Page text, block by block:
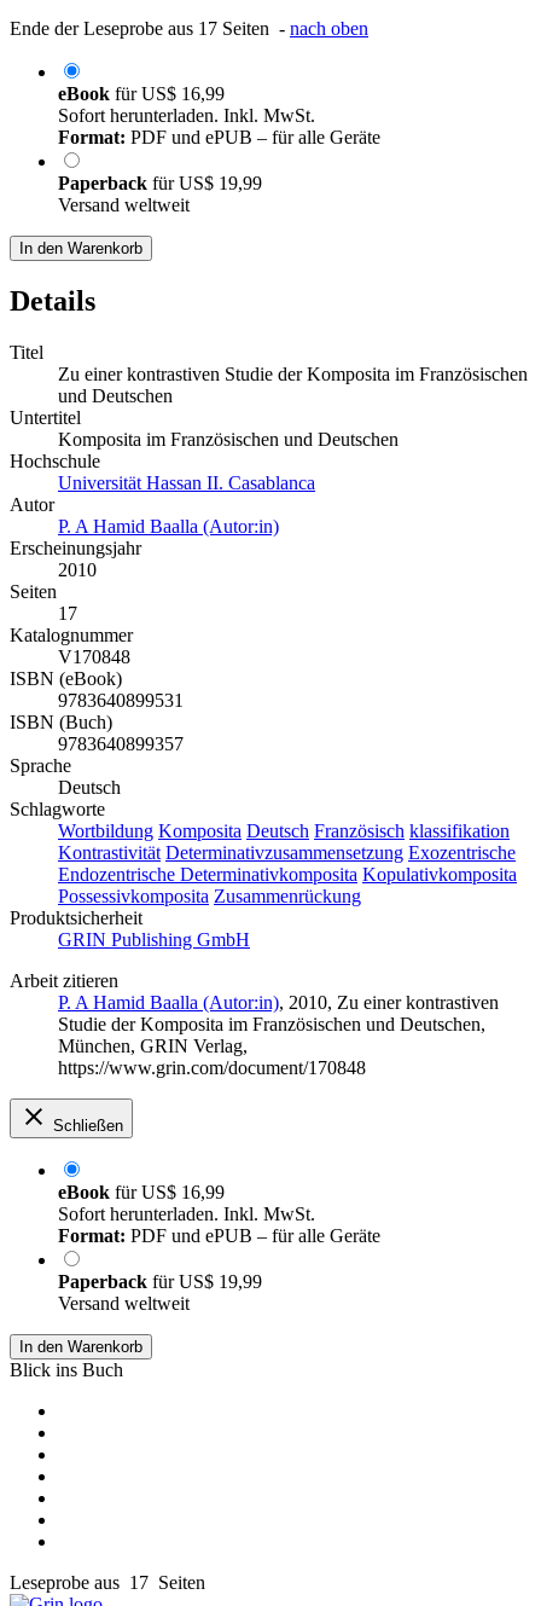
Ende der Leseprobe aus 17 Seiten - nach oben
eBook fürUS$ 16,99
Sofort herunterladen. Inkl. MwSt.
Format: PDF und ePUB – für alle Geräte
Paperback fürUS$ 19,99
Versand weltweit
In den Warenkorb
Details
Titel
Zu einer kontrastiven Studie der Komposita im Französischen
und Deutschen
Untertitel
Komposita im Französischen und Deutschen
Hochschule
Universität Hassan II. Casablanca
Autor
P. A Hamid Baalla (Autor:in)
Erscheinungsjahr
2010
Seiten
17
Katalognummer
V170848
ISBN (eBook)
9783640899531
ISBN (Buch)
9783640899357
Sprache
Deutsch
Schlagworte
Wortbildung Komposita Deutsch Französisch klassifikation
Kontrastivität Determinativzusammensetzung Exozentrische
Endozentrische Determinativkomposita Kopulativkomposita
Possessivkomposita Zusammenrückung
Produktsicherheit
GRIN Publishing GmbH
Arbeit zitieren
P. A Hamid Baalla (Autor:in), 2010, Zu einer kontrastiven
Studie der Komposita im Französischen und Deutschen,
München, GRIN Verlag,
https://www.grin.com/document/170848
Schließen
eBook fürUS$ 16,99
Sofort herunterladen. Inkl. MwSt.
Format: PDF und ePUB – für alle Geräte
Paperback fürUS$ 19,99
Versand weltweit
In den Warenkorb
Blick ins Buch
Leseprobe aus 17 Seiten